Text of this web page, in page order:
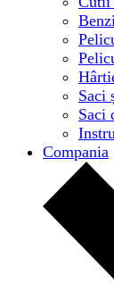
Saci
Saci
Compania